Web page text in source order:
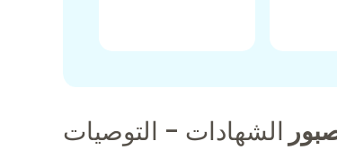
الشهادات - التوصيات